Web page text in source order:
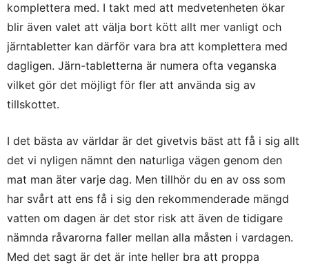
komplettera med. I takt med att medvetenheten ökar
blir även valet att välja bort kött allt mer vanligt och
järntabletter kan därför vara bra att komplettera med
dagligen. Järn-tabletterna är numera ofta veganska
vilket gör det möjligt för fler att använda sig av
tillskottet.
I det bästa av världar är det givetvis bäst att få i sig allt
det vi nyligen nämnt den naturliga vägen genom den
mat man äter varje dag. Men tillhör du en av oss som
har svårt att ens få i sig den rekommenderade mängd
vatten om dagen är det stor risk att även de tidigare
nämnda råvarorna faller mellan alla måsten i vardagen.
Med det sagt är det är inte heller bra att proppa